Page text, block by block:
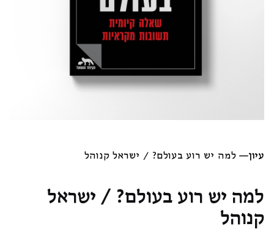
עיון— למה יש רוע בעולם? / ישראל קנוהל
למה יש רוע בעולם? / ישראל
קנוהל